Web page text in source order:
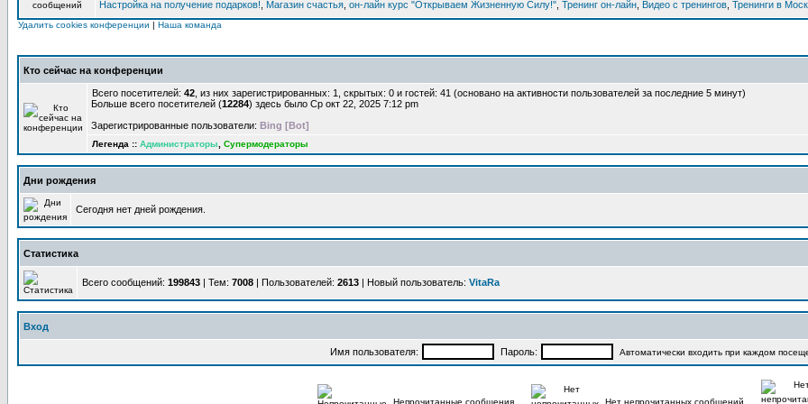
Настройка на получение подарков!
Магазин счастья он-лайн курс "Открываем Жизненную Силу!" Тренинг он-лайн Видео с тренингов Тренинги в
Удалить cookies конференции | Наша команда
Кто сейчас на конференции
Всего посетителей: 42 , из них зарегистрированных: 1, скрытых: 0 и гостей: 41 (основано на активности пользователей за последние 5 минут)
Больше всего посетителей (12284) здесь было Ср окт 22, 2025 7:12 pm
Зарегистрированные пользователи: Bing [Bot]
Легенда :: Администраторы Супермодераторы
Дни рождения
Сегодня нет дней рождения.
Статистика
Всего сообщений: 199843 | Тем: 7008 | Пользователей: 2613 | Новый пользователь: VitaRa
Вход
Имя пользователя: Пароль: Автоматически входить при каждом
Непрочитанные сообщения Нет непрочитанных сообщений